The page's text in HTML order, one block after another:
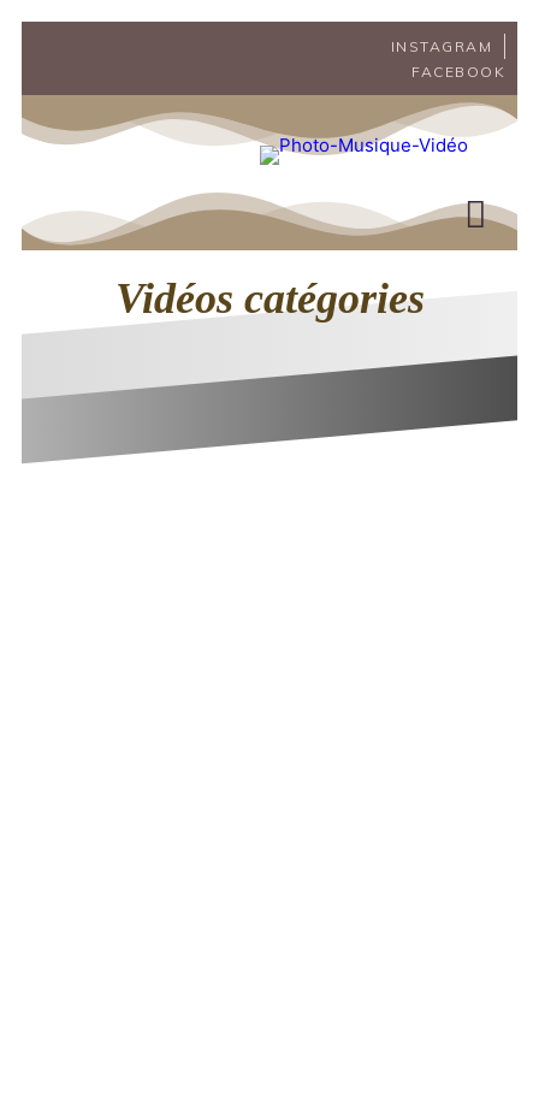
INSTAGRAM
FACEBOOK
Vidéos catégories